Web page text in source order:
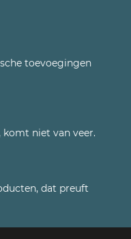
toevoegingen
niet van veer.
dat preuft